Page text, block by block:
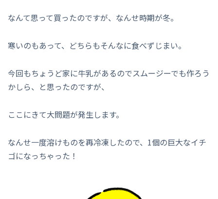
なんて思って買ったのですが、なんせ時期が冬。
寒いのもあって、どちらもそんなに食べずじまい。
今回もちょうど家に牛乳があるのでスムージーでも作ろう
かしら、と思ったのですが、
ここにきて大問題が発生します。
なんせ一度溶けものを再冷凍したので、1個の巨大なイチ
ゴになっちゃった！